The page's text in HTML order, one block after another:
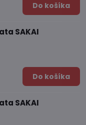
Do košíka
SAKAI
Do košíka
SAKAI